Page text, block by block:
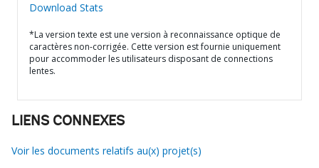
Download Stats
*La version texte est une version à reconnaissance optique de
caractères non-corrigée. Cette version est fournie uniquement
pour accommoder les utilisateurs disposant de connections
lentes.
LIENS CONNEXES
Voir les documents relatifs au(x) projet(s)